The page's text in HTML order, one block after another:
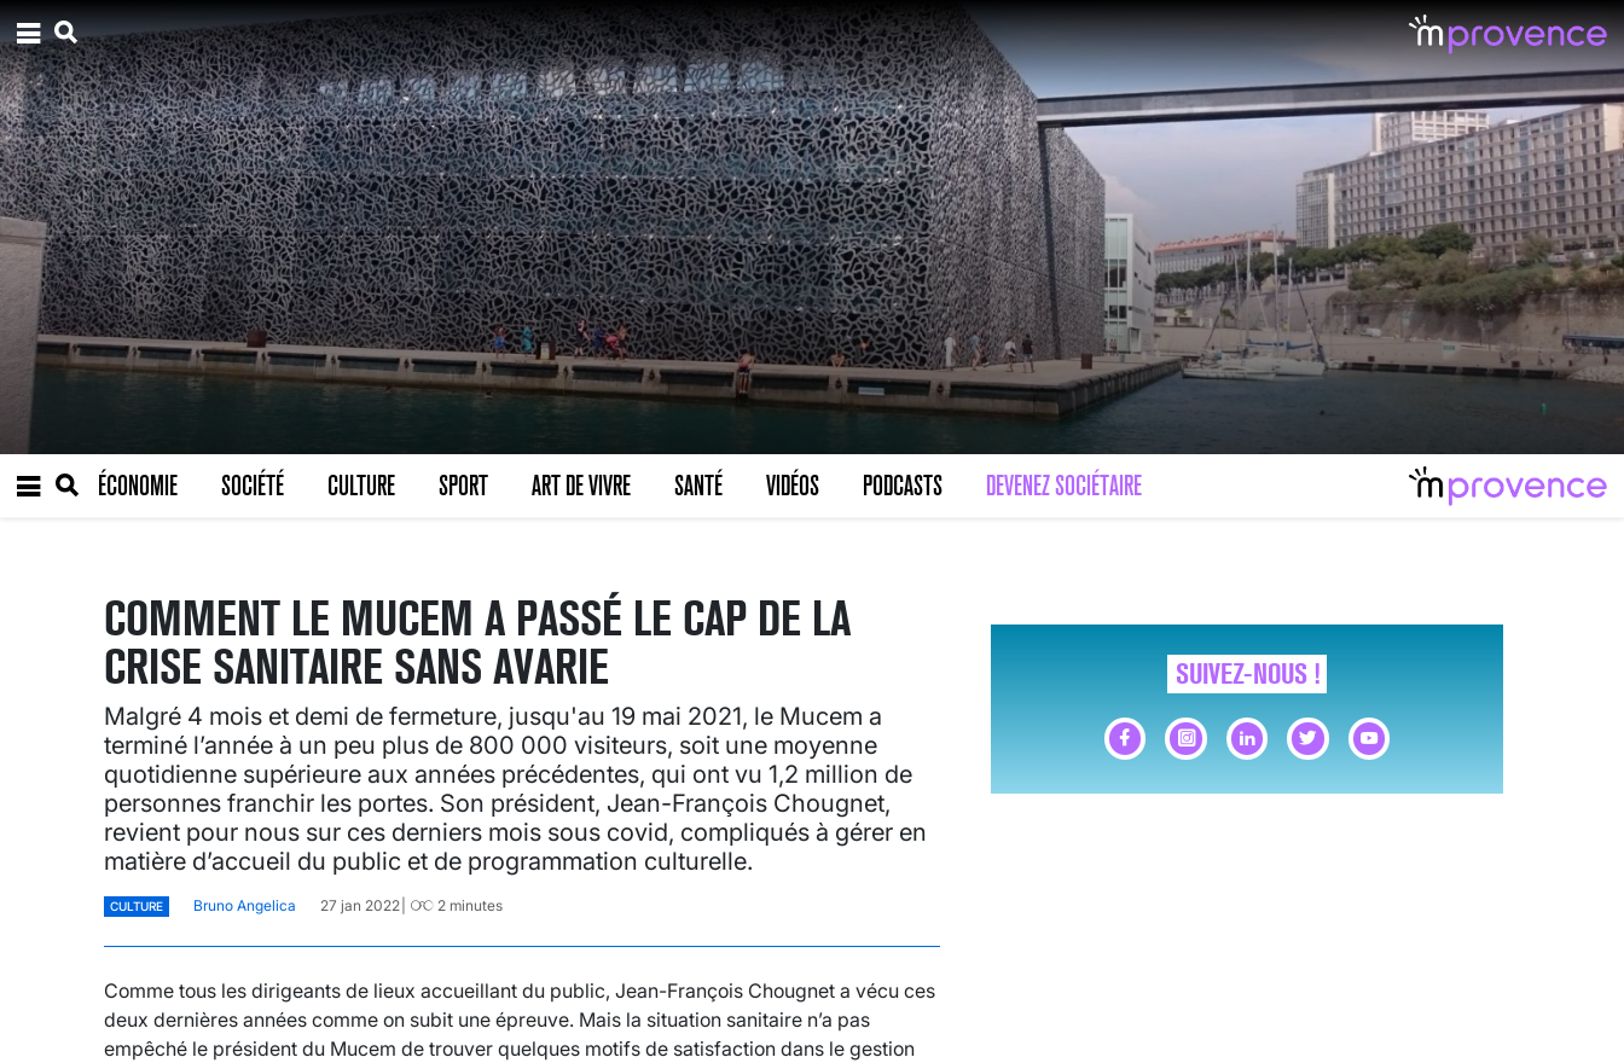
ÉCONOMIE SOCIÉTÉ CULTURE SPORT ART DE VIVRE SANTÉ VIDÉOS PODCASTS DEVENEZ SOCIÉTAIRE
COMMENT LE MUCEM A PASSÉ LE CAP DE LA
CRISE SANITAIRE SANS AVARIE
Malgré 4 mois et demi de fermeture, jusqu'au 19 mai 2021, le Mucem a
terminé l’année à un peu plus de 800 000 visiteurs, soit une moyenne
quotidienne supérieure aux années précédentes, qui ont vu 1,2 million de
personnes franchir les portes. Son président, Jean-François Chougnet,
revient pour nous sur ces derniers mois sous covid, compliqués à gérer en
matière d’accueil du public et de programmation culturelle.
CULTURE Bruno Angelica 27 jan 2022 2 minutes
Comme tous les dirigeants de lieux accueillant du public, Jean-François Chougnet a vécu ces
deux dernières années comme on subit une épreuve. Mais la situation sanitaire n’a pas
empêché le président du Mucem de trouver quelques motifs de satisfaction dans le gestion
SUIVEZ-NOUS !